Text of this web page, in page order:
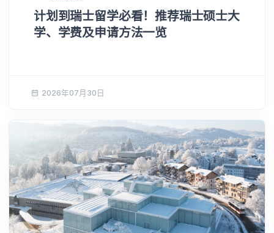
计划到瑞士留学必看！推荐瑞士硕士大
学、学费及申请方法一览
2026年07月30日